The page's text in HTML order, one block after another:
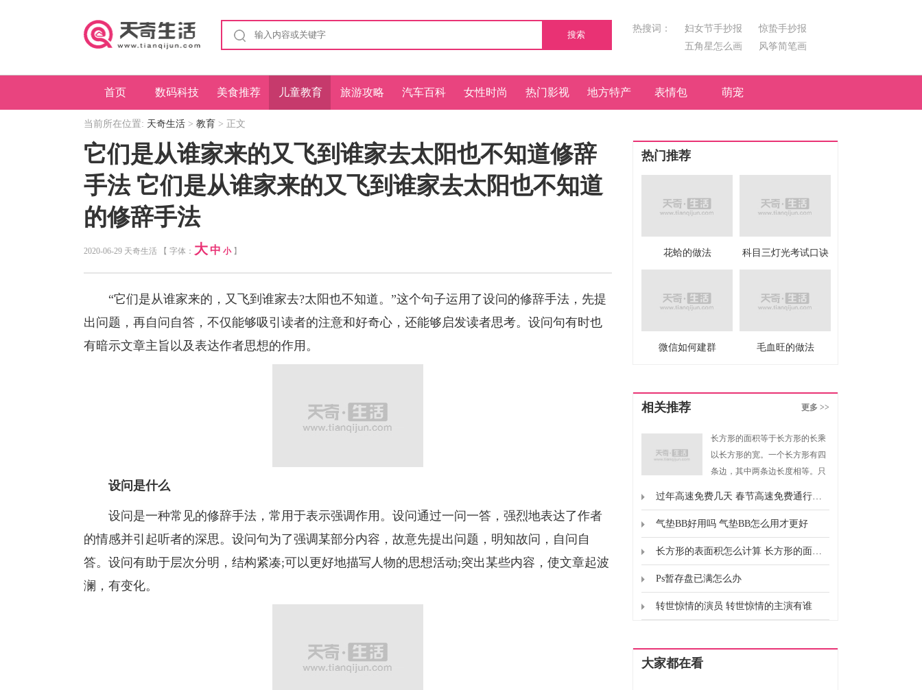
搜索
热搜词： 妇女节手抄报
惊蛰手抄报
五角星怎么画
风筝简笔画
首页 数码科技 美食推荐 儿童教育 旅游攻略 汽车百科 女性时尚 热门影视 地方特产 表情包 萌宠
当前所在位置: 天奇生活 > 教育 > 正文
它们是从谁家来的又飞到谁家去太阳也不知道修辞
手法 它们是从谁家来的又飞到谁家去太阳也不知道
的修辞手法
2020-06-29 天奇生活 【 字体： 大 中 小】
“它们是从谁家来的，又飞到谁家去?太阳也不知道。”这个句子运用了设问的修辞手法，先提
出问题，再自问自答，不仅能够吸引读者的注意和好奇心，还能够启发读者思考。设问句有时也
有暗示文章主旨以及表达作者思想的作用。
设问是什么
设问是一种常见的修辞手法，常用于表示强调作用。设问通过一问一答，强烈地表达了作者
的情感并引起听者的深思。设问句为了强调某部分内容，故意先提出问题，明知故问，自问自
答。设问有助于层次分明，结构紧凑;可以更好地描写人物的思想活动;突出某些内容，使文章起波
澜，有变化。
热门推荐
花蛤的做法 科目三灯光考试口诀
微信如何建群 毛血旺的做法
相关推荐 更多 >>
长方形的面积等于长方形的长乘
以长方形的宽。一个长方形有四
条边，其中两条边长度相等。只
果我们知道长方形的面积和长方
形的长，就可以求出长方形的
宽。
过年高速免费几天 春节高速免费通行时间
气垫BB好用吗 气垫BB怎么用才更好
长方形的表面积怎么计算 长方形的面积怎么计算的
Ps暂存盘已满怎么办
转世惊情的演员 转世惊情的主演有谁
大家都在看